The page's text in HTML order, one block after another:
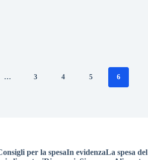
… 3 4 5 6
per la spesaIn evidenzaLa spesa